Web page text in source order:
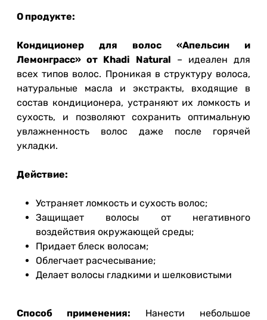
О продукте:
Кондиционер для волос «Апельсин и
Лемонграсс» от Khadi Natural – идеален для
всех типов волос. Проникая в структуру волоса,
натуральные масла и экстракты, входящие в
состав кондиционера, устраняют их ломкость и
сухость, и позволяют сохранить оптимальную
увлажненность волос даже после горячей
укладки.
Действие:
Устраняет ломкость и сухость волос;
Защищает волосы от негативного
воздействия окружающей среды;
Придает блеск волосам;
Облегчает расчесывание;
Делает волосы гладкими и шелковистыми
Способ применения: Нанести небольшое